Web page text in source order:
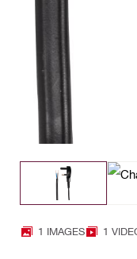
1 IMAGES 1